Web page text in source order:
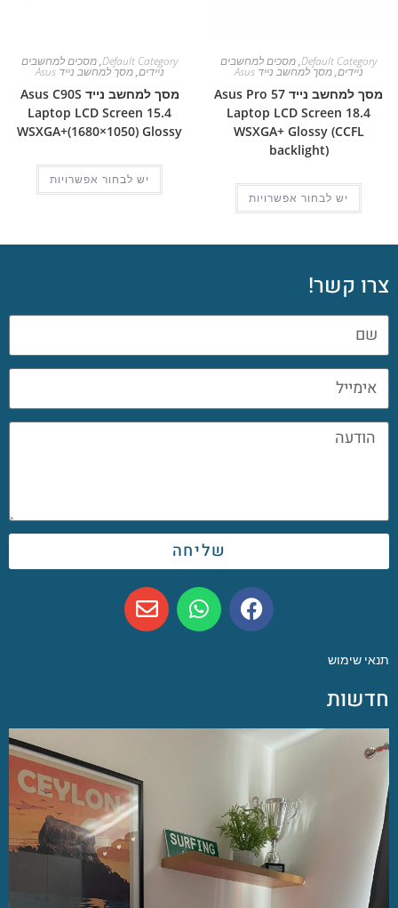
Default Category
,מסכים למחשבים
ניידים,מסך למחשב נייד Asus
מסך למחשב נייד Asus Pro 57
Laptop LCD Screen 18.4
WSXGA+ Glossy (CCFL
backlight)
יש לבחור אפשרויות
Default Category
,מסכים למחשבים
ניידים,מסך למחשב נייד Asus
מסך למחשב נייד Asus C90S
Laptop LCD Screen 15.4
WSXGA+(1680×1050) Glossy
יש לבחור אפשרויות
צרו קשר!
שליחה
תנאי שימוש
חדשות